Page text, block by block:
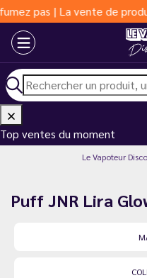
produits du vapotage
Top ventes du moment
Le Vapoteur
Puff JNR Lira